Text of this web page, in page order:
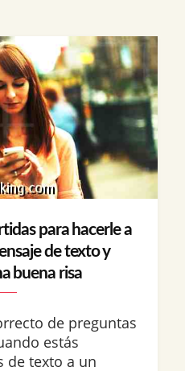
para hacerle a
de texto y
buena risa
de preguntas
estás
de texto a un